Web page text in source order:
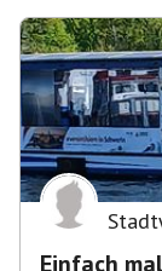
Einfach